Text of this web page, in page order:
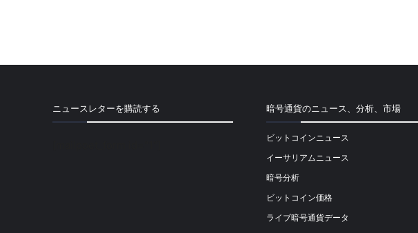
ニュースレターを購読する 暗号通貨のニュース、分析、市場
ビットコインニュース
イーサリアムニュース
暗号分析
ビットコイン価格
ライブ暗号通貨データ